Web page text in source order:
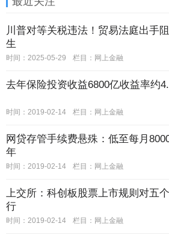
川普对等关税违法！贸易法庭出手
生
时间：2025-05-29 栏目： 网上金融
去年保险投资收益6800亿收益率约
时间：2019-02-14 栏目： 网上金融
网贷存管手续费悬殊：低至每月
年
时间：2019-02-14 栏目： 网上金融
上交所：科创板股票上市规则对五
行
时间：2019-02-14 栏目： 网上金融